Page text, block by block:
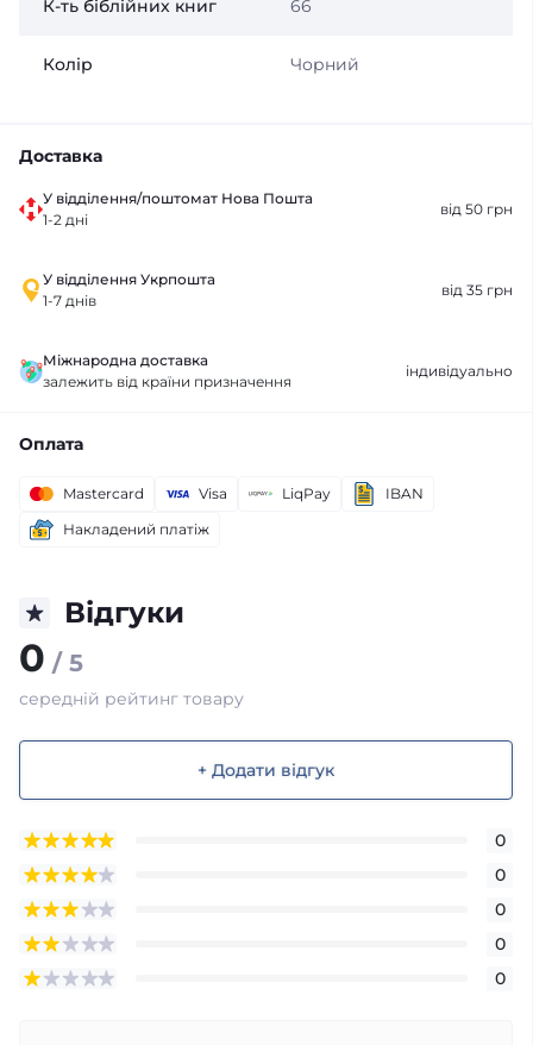
К-ть біблійних книг 66
Колір Чорний
Доставка
У відділення/поштомат Нова Пошта
1-2 дні
від 50 грн
У відділення Укрпошта
1-7 днів
від 35 грн
Міжнародна доставка
залежить від країни призначення
індивідуально
Оплата
Mastercard Visa LiqPay
IBAN
Накладений платіж
Відгуки
0 / 5
середній рейтинг товару
+ Додати відгук
0
0
0
0
0